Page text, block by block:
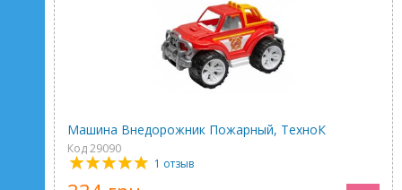
Машина Внедорожник Пожарный, ТехноК
Код 29090
1 отзыв